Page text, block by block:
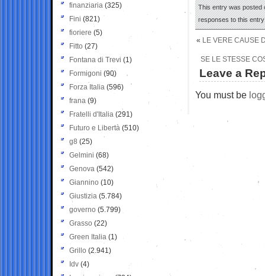
This entry was posted
responses to this
« LE VERE CAUSE
SE LE STESSE
Leave a
You must be
finanziaria (325)
Fini (821)
fioriere (5)
Fitto (27)
Fontana di Trevi (1)
Formigoni (90)
Forza Italia (596)
frana (9)
Fratelli d'Italia (291)
Futuro e Libertà (510)
g8 (25)
Gelmini (68)
Genova (542)
Giannino (10)
Giustizia (5.784)
governo (5.799)
Grasso (22)
Green Italia (1)
Grillo (2.941)
Idv (4)